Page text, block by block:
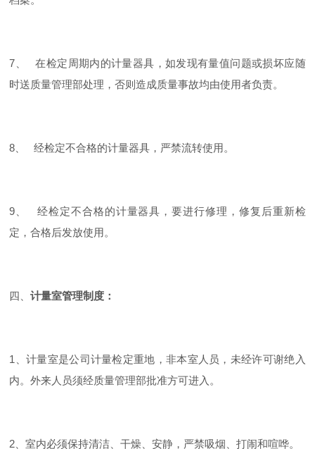
7、 在检定周期内的计量器具，如发现有量值问题或损坏应随
时送质量管理部处理，否则造成质量事故均由使用者负责。
8、 经检定不合格的计量器具，严禁流转使用。
9、 经检定不合格的计量器具，要进行修理，修复后重新检
定，合格后发放使用。
四、计量室管理制度：
1、计量室是公司计量检定重地，非本室人员，未经许可谢绝入
内。外来人员须经质量管理部批准方可进入。
2、室内必须保持清洁、干燥、安静，严禁吸烟、打闹和喧哗。